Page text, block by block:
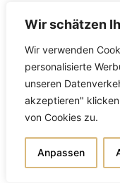
Wir schätzen
Wir verwenden
personalisierte
unseren
akzeptieren"
von Cookies zu.
Anpassen
Google Pay:
House,
Amphitheatre
94043, USA;
Website:
bout/;